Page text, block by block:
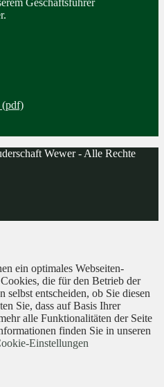
Geschäftsführer
(pdf)
Wewer - Alle Rechte
ein optimales Webseiten-
die für den Betrieb der
selbst entscheiden, ob Sie diesen
Sie, dass auf Basis Ihrer
alle Funktionalitäten der Seite
finden Sie in unseren
Einstellungen